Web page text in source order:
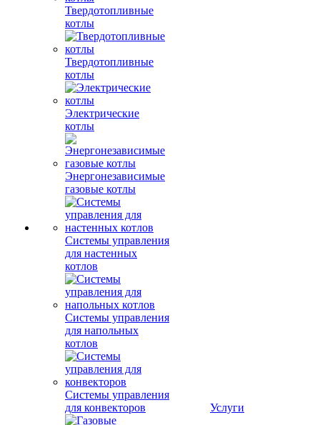
Твердотопливные
котлы
Твердотопливные
котлы
Электрические
котлы
Энергонезависимые
газовые котлы
Системы управления
для настенных
котлов
Системы управления
для напольных
котлов
Системы управления
для конвекторов
Услуги